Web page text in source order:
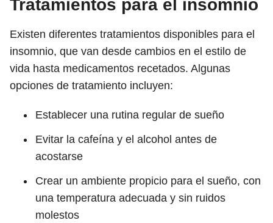
Tratamientos para el insomnio
Existen diferentes tratamientos disponibles para el
insomnio, que van desde cambios en el estilo de
vida hasta medicamentos recetados. Algunas
opciones de tratamiento incluyen:
Establecer una rutina regular de sueño
Evitar la cafeína y el alcohol antes de
acostarse
Crear un ambiente propicio para el sueño, con
una temperatura adecuada y sin ruidos
molestos